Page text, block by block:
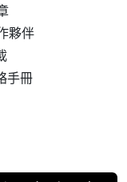
夥伴
手冊